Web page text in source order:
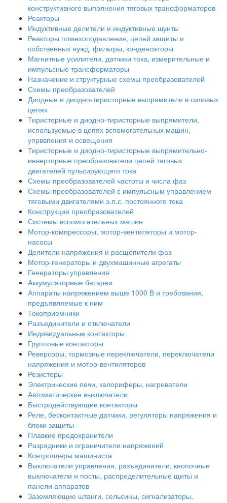
конструктивного выполнения тяговых трансформаторов
Реакторы
Индуктивные делители и индуктивные шунты
Реакторы помехоподавления, цепей защиты и
собственных нужд, фильтры, конденсаторы
Магнитные усилители, датчики тока, измерительные и
импульсные трансформаторы
Назначение и структурные схемы преобразователей
Схемы преобразователей
Диодные и диодно-тиристорные выпрямители в силовых
цепях
Тиристорные и диодно-тиристорные выпрямители,
используемые в цепях вспомогательных машин,
упрввпения и освещения
Тиристорные и диодно-тиристорные выпрямительно-
инверторные преобразователи цепей тяговых
двигателей пульсирующего тока
Схемы преобразователей частоты и числа фаз
Схемы преобразователей с импульсным управлением
тяговыми двигателями э.п.с. постоянного тока
Конструкция преобразователей
Системы вспомогательных машин
Мотор-компрессоры, мотор-вентиляторы и мотор-
насосы
Делители напряжения и расщепители фаз
Мотор-генераторы и двухмашинные агрегаты
Генераторы управления
Аккумуляторные батареи
Аппараты напряжением выше 1000 В и требования,
предъявляемые к ним
Токоприемники
Разъединители и отключатели
Индивидуальные контакторы
Групповые контакторы
Реверсоры, тормозные переключатели, переключатели
напряжения и мотор-вентиляторов
Резисторы
Электрические печи, калориферы, нагреватели
Автоматические выключатели
Быстродействующие контакторы
Реле, бесконтактные датчики, регуляторы напряжения и
блоки защиты
Плавкие предохранители
Разрядники и ограничители напряжений
Контроллеры машиниста
Выключатели управления, разъединители, кнопочные
выключатели и посты, распределительные щиты и
панели аппаратов
Заземляющие штанги, сельсины, сигнализаторы,